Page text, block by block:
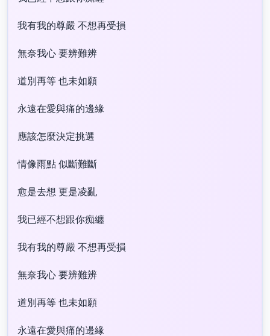
我有我的尊嚴 不想再受損
無奈我心 要辨難辨
道別再等 也未如願
永遠在愛與痛的邊緣
應該怎麼決定挑選
情像雨點 似斷難斷
愈是去想 更是凌亂
我已經不想跟你痴纏
我有我的尊嚴 不想再受損
無奈我心 要辨難辨
道別再等 也未如願
永遠在愛與痛的邊緣